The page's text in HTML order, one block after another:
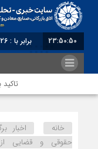
23:50:51 برابر با : Wednesday - 5 August - 2026
تاکید بر
خانه اخبار
حقوقی و قضایی از